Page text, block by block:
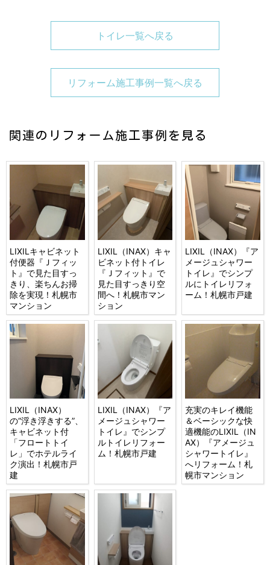
トイレ一覧へ戻る
リフォーム施工事例一覧へ戻る
関連のリフォーム施工事例を見る
LIXILキャビネット
付便器『Ｊフィッ
ト』で見た目すっ
きり、楽ちんお掃
除を実現！札幌市
マンション
LIXIL（INAX）キャ
ビネット付トイレ
『Ｊフィット』で
見た目すっきり空
間へ！札幌市マン
ション
LIXIL（INAX）『ア
メージュシャワー
トイレ』でシンプ
ルにトイレリフォ
ーム！札幌市戸建
LIXIL（INAX）
の“浮き浮きする”、
キャビネット付
「フロートトイ
レ」でホテルライ
ク演出！札幌市戸
建
LIXIL（INAX）『ア
メージュシャワー
トイレ』でシンプ
ルトイレリフォー
ム！札幌市戸建
充実のキレイ機能
＆ベーシックな快
適機能のLIXIL（IN
AX）『アメージュ
シャワートイレ』
へリフォーム！札
幌市マンション